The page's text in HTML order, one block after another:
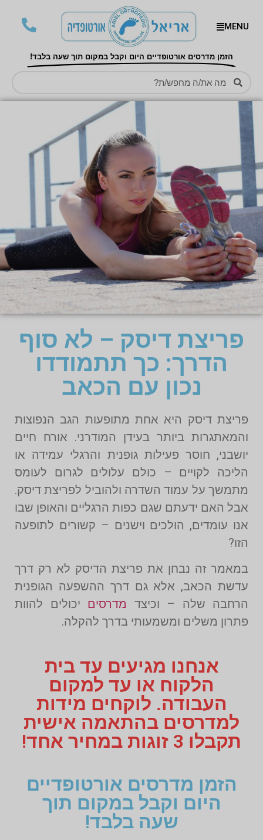
MENU
הזמן מדרסים אורטופדיים היום וקבל במקום תוך שעה בלבד!
פריצת דיסק – לא סוף
הדרך: כך תתמודדו
נכון עם הכאב
פריצת דיסק היא אחת מתופעות הגב הנפוצות
והמאתגרות ביותר בעידן המודרני. אורח חיים
יושבני, חוסר פעילות גופנית והרגלי עמידה או
הליכה לקויים – כולם עלולים לגרום לעומס
מתמשך על עמוד השדרה ולהוביל לפריצת דיסק.
אבל האם ידעתם שגם כפות הרגליים והאופן שבו
אנו עומדים, הולכים וישנים – קשורים לתופעה
הזו?
במאמר זה נבחן את פריצת הדיסק לא רק דרך
עדשת הכאב, אלא גם דרך ההשפעה הגופנית
הרחבה שלה – וכיצד מדרסים יכולים להוות
פתרון משלים ומשמעותי בדרך להקלה.
אנחנו מגיעים עד בית
הלקוח או עד למקום
העבודה. לוקחים מידות
למדרסים בהתאמה אישית
תקבלו 3 זוגות במחיר אחד!
הזמן מדרסים אורטופדיים
היום וקבל במקום תוך
שעה בלבד!